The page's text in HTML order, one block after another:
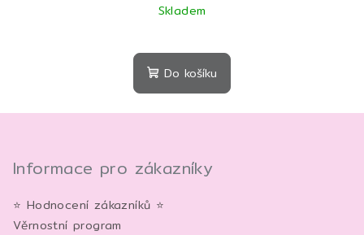
Skladem
hodnocení
produktu
z
Do košíku
Z
Informace pro zákazníky
⭐ Hodnocení zákazníků ⭐
Věrnostní program